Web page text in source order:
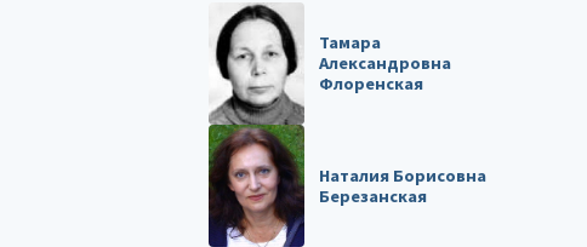
Тамара
Александровна
Флоренская
Наталия Борисовна
Березанская